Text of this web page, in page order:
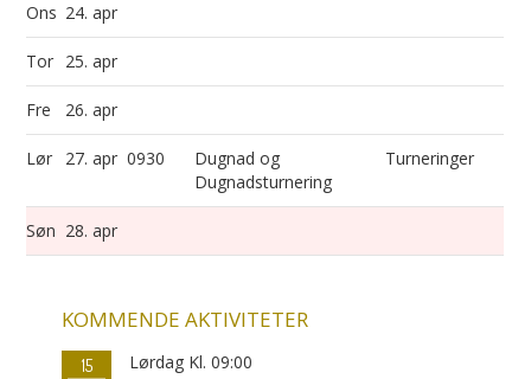
Ons 24. apr
Tor 25. apr
Fre 26. apr
Lør 27. apr 0930
Dugnad og
Dugnadsturnering
Turneringer
Søn 28. apr
KOMMENDE AKTIVITETER
15
Lørdag Kl. 09:00